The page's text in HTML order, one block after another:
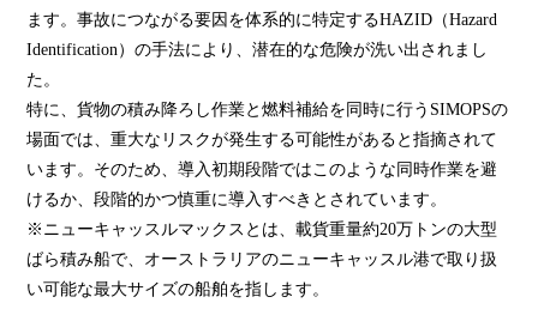
ます。事故につながる要因を体系的に特定するHAZID（Hazard
Identification）の手法により、潜在的な危険が洗い出されまし
た。
特に、貨物の積み降ろし作業と燃料補給を同時に行うSIMOPSの
場面では、重大なリスクが発生する可能性があると指摘されて
います。そのため、導入初期段階ではこのような同時作業を避
けるか、段階的かつ慎重に導入すべきとされています。
※ニューキャッスルマックスとは、載貨重量約20万トンの大型
ばら積み船で、オーストラリアのニューキャッスル港で取り扱
い可能な最大サイズの船舶を指します。